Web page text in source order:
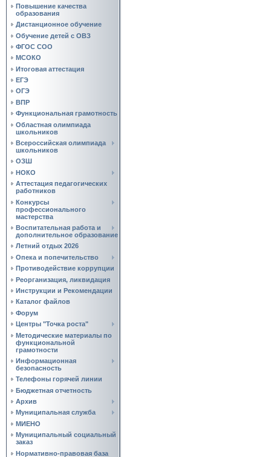
Повышение качества
образования
Дистанционное обучение
Обучение детей с ОВЗ
ФГОС СОО
МСОКО
Итоговая аттестация
ЕГЭ
ОГЭ
ВПР
Функциональная грамотность
Областная олимпиада
школьников
Всероссийская олимпиада
школьников
ОЗШ
НОКО
Аттестация педагогических
работников
Конкурсы
профессионального
мастерства
Воспитательная работа и
дополнительное образование
Летний отдых 2026
Опека и попечительство
Противодействие коррупции
Реорганизация, ликвидация
Инструкции и Рекомендации
Каталог файлов
Форум
Центры "Точка роста"
Методические материалы по
функциональной
грамотности
Информационная
безопасность
Телефоны горячей линии
Бюджетная отчетность
Архив
Муниципальная служба
МИЕНО
Муниципальный социальный
заказ
Нормативно‑правовая база